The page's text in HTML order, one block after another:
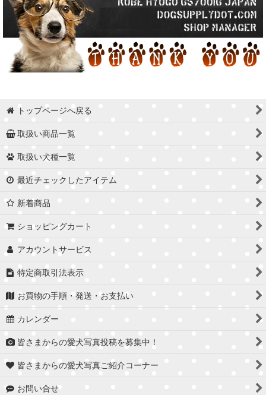
トップページへ戻る
取扱い商品一覧
取扱い犬種一覧
最近チェックしたアイテム
新着商品
ショッピングカート
アカウントサービス
特定商取引法表示
お買物の手順・発送・お支払い
カレンダー
皆さまからの愛犬写真投稿を募集中！
皆さまからの愛犬写真ご紹介コーナー
お問い合せ